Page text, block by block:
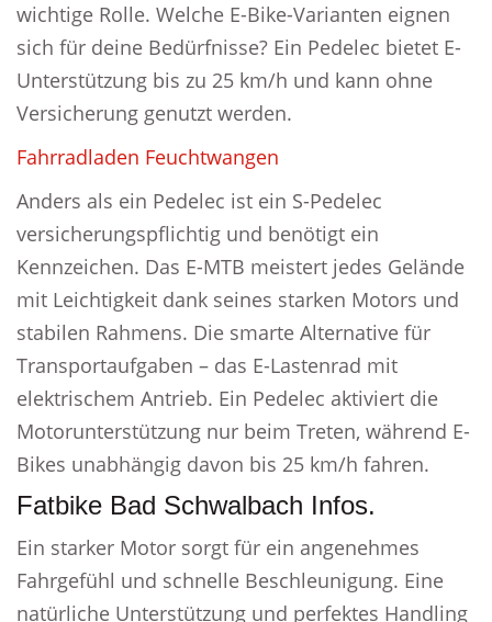
wichtige Rolle. Welche E-Bike-Varianten eignen
sich für deine Bedürfnisse? Ein Pedelec bietet E-
Unterstützung bis zu 25 km/h und kann ohne
Versicherung genutzt werden.
Fahrradladen Feuchtwangen
Anders als ein Pedelec ist ein S-Pedelec
versicherungspflichtig und benötigt ein
Kennzeichen. Das E-MTB meistert jedes Gelände
mit Leichtigkeit dank seines starken Motors und
stabilen Rahmens. Die smarte Alternative für
Transportaufgaben – das E-Lastenrad mit
elektrischem Antrieb. Ein Pedelec aktiviert die
Motorunterstützung nur beim Treten, während E-
Bikes unabhängig davon bis 25 km/h fahren.
Fatbike Bad Schwalbach Infos.
Ein starker Motor sorgt für ein angenehmes
Fahrgefühl und schnelle Beschleunigung. Eine
natürliche Unterstützung und perfektes Handling